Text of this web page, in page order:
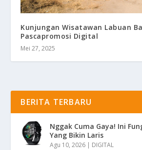
Kunjungan Wisatawan Labuan
Pascapromosi Digital
Mei 27, 2025
BERITA TERBARU
Nggak Cuma Gaya! Ini
Yang Bikin Laris
Agu 10, 2026 | DIGITAL